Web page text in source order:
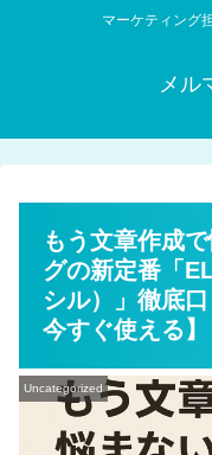
マーケティング
メル
もう文章作成
グの新定番「
シル）」徹底
今すぐ使える】
Uncategorized